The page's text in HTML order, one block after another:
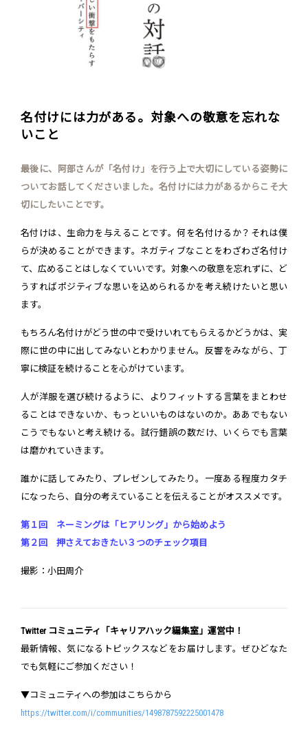
名付けには力がある。対象への敬意を忘れな
いこと
最後に、阿部さんが「名付け」を行う上で大切にしている姿勢に
ついてお話してくださいました。名付けには力があるからこそ大
切にしたいことです。
名付けは、生命力を与えることです。何を名付けるか？それは僕
らが決めることができます。ネガティブなことをわざわざ名付け
て、広めることはしなくていいです。対象への敬意を忘れずに、ど
うすればポジティブな思いを込められるかを考え続けたいと思い
ます。
もちろん名付けがどう世の中で受けいれてもらえるかどうかは、実
際に世の中に出してみないとわかりません。反響をみながら、丁
寧に検証を続けることを心がけています。
人が洋服を選び続けるように、よりフィットする言葉をまとわせ
ることはできないか、もっといいものはないのか。ああでもない
こうでもないと考え続ける。試行錯誤の数だけ、いくらでも言葉
は磨かれていきます。
誰かに話してみたり、プレゼンしてみたり。一度ある程度カタチ
になったら、自分の考えていることを伝えることがオススメです。
第１回 ネーミングは「ヒアリング」から始めよう
第２回 押さえておきたい３つのチェック項目
撮影：小田周介
Twitter コミュニティ「キャリアハック編集室」運営中！
最新情報、気になるトピックスなどをお届けします。ぜひどなた
でも気軽にご参加ください！
▼コミュニティへの参加はこちらから
https://twitter.com/i/communities/1498787592225001478